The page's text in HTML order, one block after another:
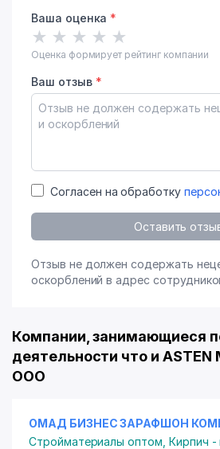
Ваша оценка *
★ ★ ★ ★ ★
Оценка формирует рейтинг компании
Ваш отзыв *
Согласен на обработку
Оставить
Отзыв не должен содержать
оскорблений в адрес
Компании, занимающиеся
деятельности что и ASTEN
ООО
ОМАД БИЗНЕС ЗАРАФШОН
Стройматериалы оптом Кирпич